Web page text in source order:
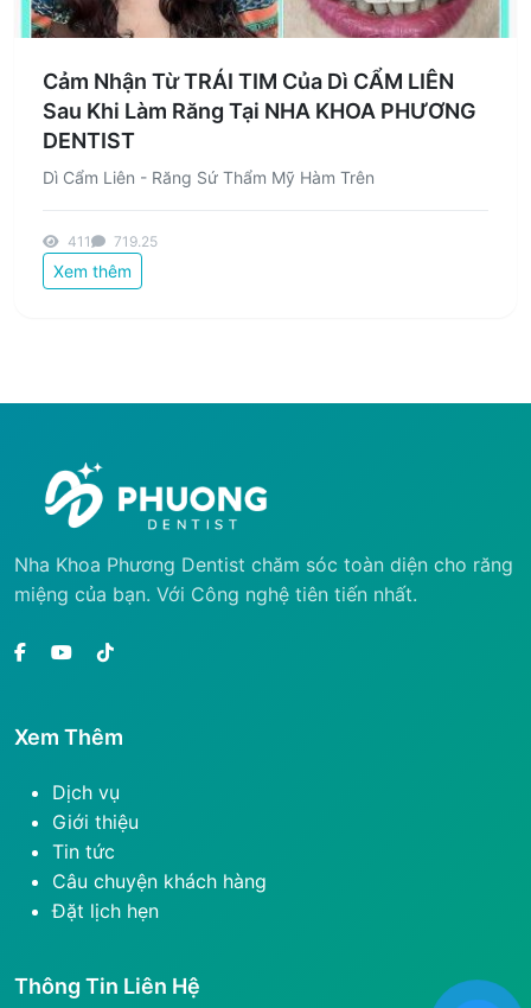
Cảm Nhận Từ TRÁI TIM Của Dì CẨM LIÊN
Sau Khi Làm Răng Tại NHA KHOA PHƯƠNG
DENTIST
Dì Cẩm Liên - Răng Sứ Thẩm Mỹ Hàm Trên
411 719.25
Xem thêm
Nha Khoa Phương Dentist chăm sóc toàn diện cho răng
miệng của bạn. Với Công nghệ tiên tiến nhất.
Xem Thêm
Dịch vụ
Giới thiệu
Tin tức
Câu chuyện khách hàng
Đặt lịch hẹn
Thông Tin Liên Hệ